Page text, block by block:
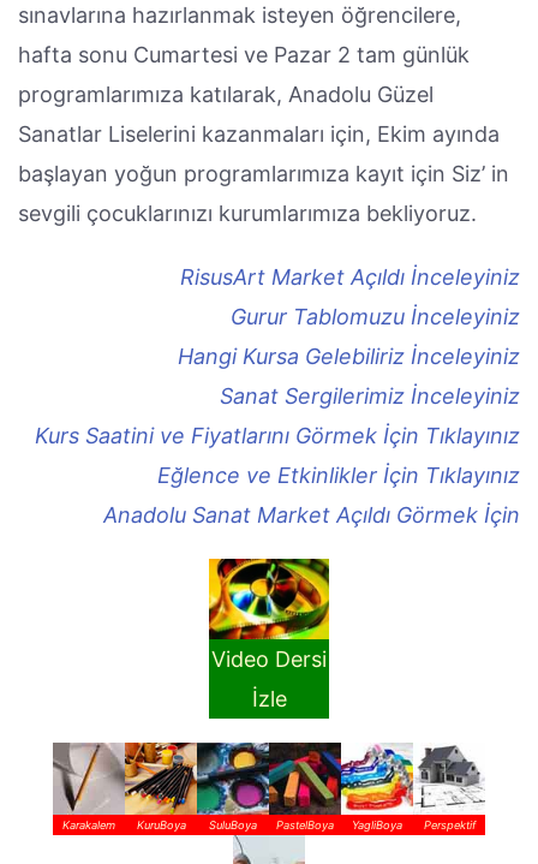
sınavlarına hazırlanmak isteyen öğrencilere,
hafta sonu Cumartesi ve Pazar 2 tam günlük
programlarımıza katılarak, Anadolu Güzel
Sanatlar Liselerini kazanmaları için, Ekim ayında
başlayan yoğun programlarımıza kayıt için Siz’ in
sevgili çocuklarınızı kurumlarımıza bekliyoruz.
RisusArt Market Açıldı İnceleyiniz
Gurur Tablomuzu İnceleyiniz
Hangi Kursa Gelebiliriz İnceleyiniz
Sanat Sergilerimiz İnceleyiniz
Kurs Saatini ve Fiyatlarını Görmek İçin Tıklayınız
Eğlence ve Etkinlikler İçin Tıklayınız
Anadolu Sanat Market Açıldı Görmek İçin
Video Dersi
İzle
Karakalem KuruBoya SuluBoya PastelBoya YagliBoya Perspektif